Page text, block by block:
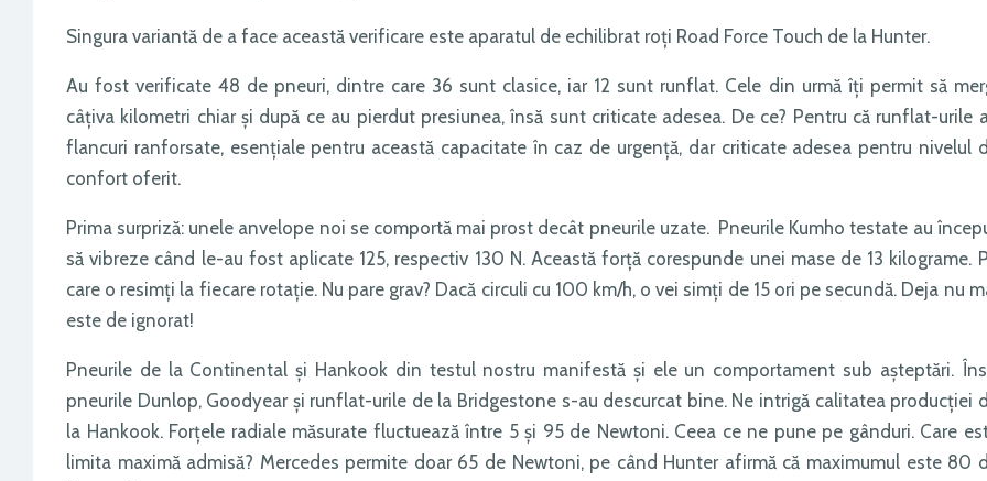
Singura variantă de a face această verificare este aparatul de echilibrat roți Road Force Touch de la Hunter.
Au fost verificate 48 de pneuri, dintre care 36 sunt clasice, iar 12 sunt runflat. Cele din urmă îți permit să
câțiva kilometri chiar și după ce au pierdut presiunea, însă sunt criticate adesea. De ce? Pentru că runflat-urile
flancuri ranforsate, esențiale pentru această capacitate în caz de urgență, dar criticate adesea pentru nivelul
confort oferit.
Prima surpriză: unele anvelope noi se comportă mai prost decât pneurile uzate. Pneurile Kumho testate au
să vibreze când le-au fost aplicate 125, respectiv 130 N. Această forță corespunde unei mase de 13 kilograme.
care o resimți la fiecare rotație. Nu pare grav? Dacă circuli cu 100 km/h, o vei simți de 15 ori pe secundă. Deja nu
este de ignorat!
Pneurile de la Continental și Hankook din testul nostru manifestă și ele un comportament sub așteptări.
pneurile Dunlop, Goodyear și runflat-urile de la Bridgestone s-au descurcat bine. Ne intrigă calitatea producției
la Hankook. Forțele radiale măsurate fluctuează între 5 și 95 de Newtoni. Ceea ce ne pune pe gânduri. Care
limita maximă admisă? Mercedes permite doar 65 de Newtoni, pe când Hunter afirmă că maximumul este 80